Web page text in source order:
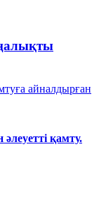
айналдырған
қамту.